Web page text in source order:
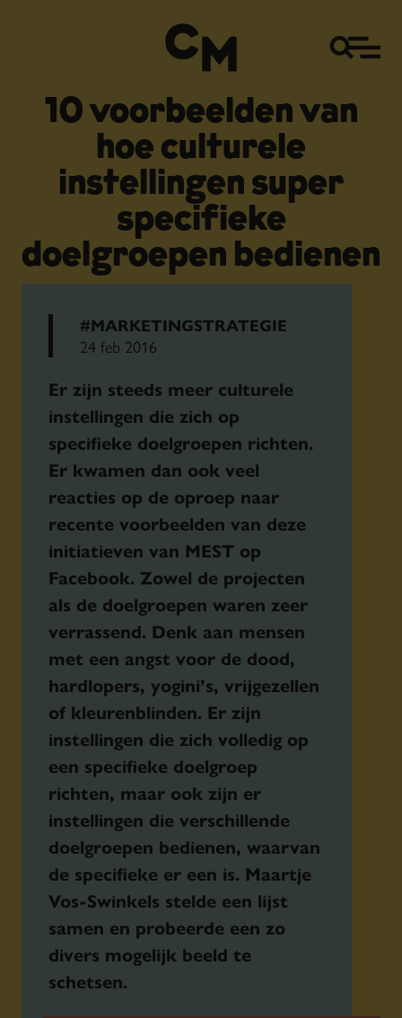
10 voorbeelden van
hoe culturele
instellingen super
specifieke
doelgroepen bedienen
#MARKETINGSTRATEGIE
24 feb 2016
Er zijn steeds meer culturele
instellingen die zich op
specifieke doelgroepen richten.
Er kwamen dan ook veel
reacties op de oproep naar
recente voorbeelden van deze
initiatieven van MEST op
Facebook. Zowel de projecten
als de doelgroepen waren zeer
verrassend. Denk aan mensen
met een angst voor de dood,
hardlopers, yogini’s, vrijgezellen
of kleurenblinden. Er zijn
instellingen die zich volledig op
een specifieke doelgroep
richten, maar ook zijn er
instellingen die verschillende
doelgroepen bedienen, waarvan
de specifieke er een is. Maartje
Vos-Swinkels stelde een lijst
samen en probeerde een zo
divers mogelijk beeld te
schetsen.